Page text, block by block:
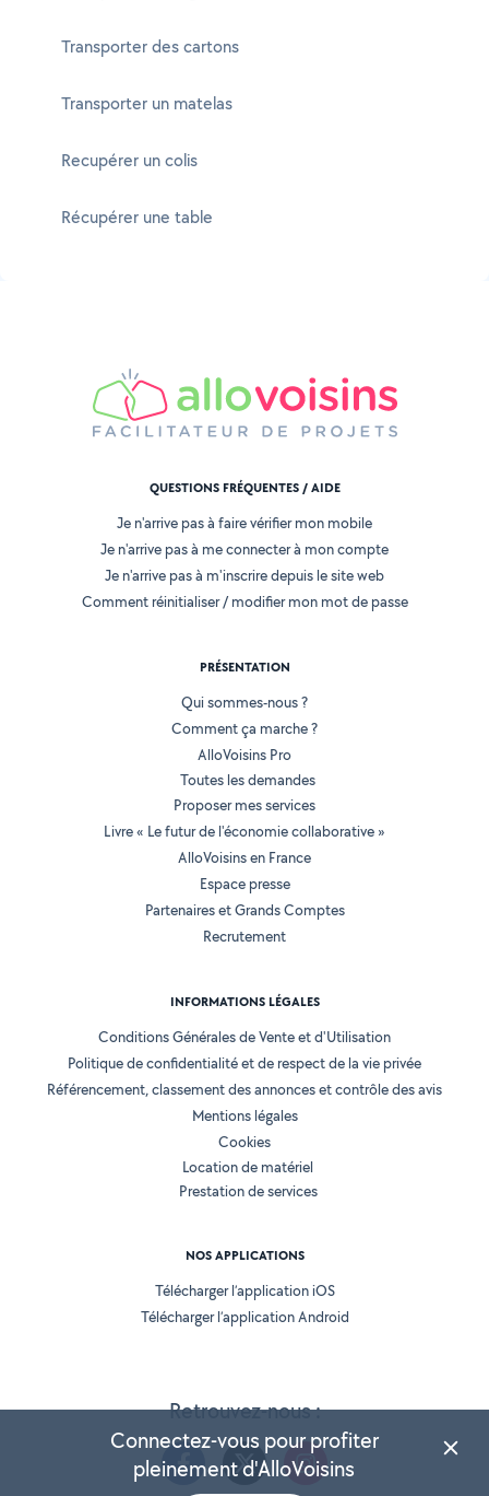
Transporter des cartons
Transporter un matelas
Recupérer un colis
Récupérer une table
Retrouvez-nous :
QUESTIONS FRÉQUENTES / AIDE
Je n'arrive pas à faire vérifier mon mobile
Je n'arrive pas à me connecter à mon compte
Je n'arrive pas à m'inscrire depuis le site web
Comment réinitialiser / modifier mon mot de passe
PRÉSENTATION
Qui sommes-nous ?
Comment ça marche ?
AlloVoisins Pro
Toutes les demandes
Proposer mes services
Livre « Le futur de l'économie collaborative »
AlloVoisins en France
Espace presse
Partenaires et Grands Comptes
Recrutement
INFORMATIONS LÉGALES
Conditions Générales de Vente et d'Utilisation
Politique de confidentialité et de respect de la vie privée
Référencement, classement des annonces et contrôle des avis
Mentions légales
Cookies
Location de matériel
Prestation de services
NOS APPLICATIONS
Télécharger l’application iOS
Télécharger l’application Android
Connectez-vous pour profiter
pleinement d'AlloVoisins